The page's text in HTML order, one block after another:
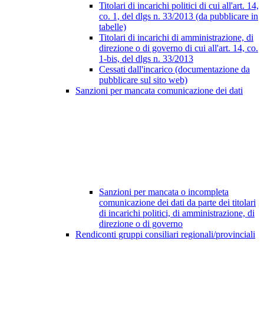
Titolari di incarichi politici di cui all'art. 14,
co. 1, del dlgs n. 33/2013 (da pubblicare in
tabelle)
Titolari di incarichi di amministrazione, di
direzione o di governo di cui all'art. 14, co.
1-bis, del dlgs n. 33/2013
Cessati dall'incarico (documentazione da
pubblicare sul sito web)
Sanzioni per mancata comunicazione dei dati
Sanzioni per mancata o incompleta
comunicazione dei dati da parte dei titolari
di incarichi politici, di amministrazione, di
direzione o di governo
Rendiconti gruppi consiliari regionali/provinciali